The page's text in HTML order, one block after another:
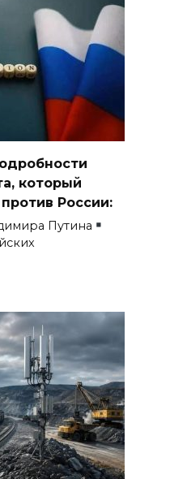
который
России:
Путина